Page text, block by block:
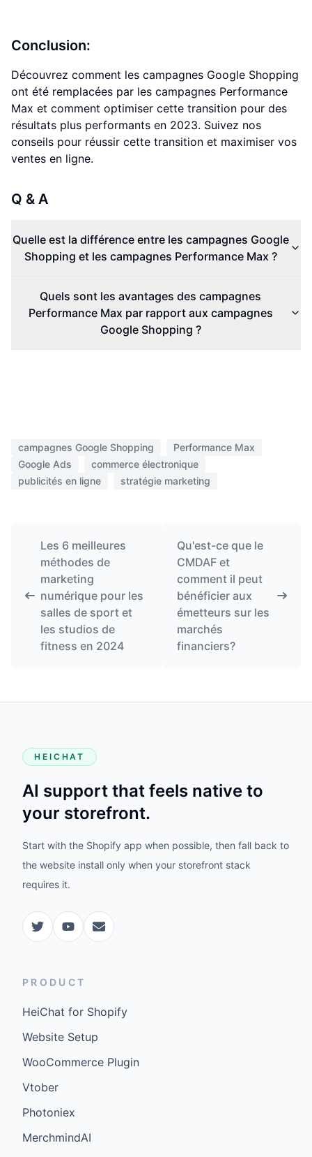
Conclusion:
Découvrez comment les campagnes Google Shopping
ont été remplacées par les campagnes Performance
Max et comment optimiser cette transition pour des
résultats plus performants en 2023. Suivez nos
conseils pour réussir cette transition et maximiser vos
ventes en ligne.
Q & A
Quelle est la différence entre les campagnes Google
Shopping et les campagnes Performance Max ?
Quels sont les avantages des campagnes
Performance Max par rapport aux campagnes
Google Shopping ?
campagnes Google Shopping
Performance Max
Google Ads
commerce électronique
publicités en ligne
stratégie marketing
Les 6 meilleures
méthodes de
marketing
numérique pour les
salles de sport et
les studios de
fitness en 2024
Qu'est-ce que le
CMDAF et
comment il peut
bénéficier aux
émetteurs sur les
marchés
financiers?
HEICHAT
AI support that feels native to
your storefront.
Start with the Shopify app when possible, then fall back to
the website install only when your storefront stack
requires it.
PRODUCT
HeiChat for Shopify
Website Setup
WooCommerce Plugin
Vtober
Photoniex
MerchmindAI